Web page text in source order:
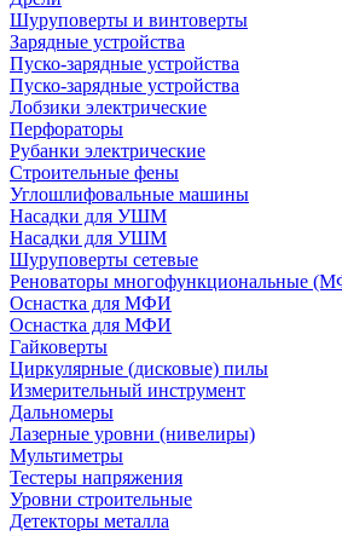
Шуруповерты и винтоверты
Зарядные устройства
Пуско-зарядные устройства
Пуско-зарядные устройства
Лобзики электрические
Перфораторы
Рубанки электрические
Строительные фены
Углошлифовальные машины
Насадки для УШМ
Насадки для УШМ
Шуруповерты сетевые
Реноваторы многофункциональные
Оснастка для МФИ
Оснастка для МФИ
Гайковерты
Циркулярные (дисковые) пилы
Измерительный инструмент
Дальномеры
Лазерные уровни (нивелиры)
Мультиметры
Тестеры напряжения
Уровни строительные
Детекторы металла